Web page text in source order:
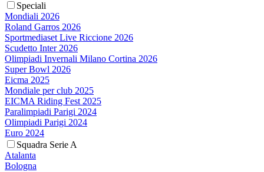
Speciali
Mondiali 2026
Roland Garros 2026
Sportmediaset Live Riccione 2026
Scudetto Inter 2026
Olimpiadi Invernali Milano Cortina 2026
Super Bowl 2026
Eicma 2025
Mondiale per club 2025
EICMA Riding Fest 2025
Paralimpiadi Parigi 2024
Olimpiadi Parigi 2024
Euro 2024
Squadra Serie A
Atalanta
Bologna